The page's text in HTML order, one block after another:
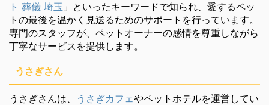
ト 葬儀 埼玉 」といったキーワードで知られ、愛するペッ
トの最後を温かく見送るためのサポートを行っています。
専門のスタッフが、ペットオーナーの感情を尊重しながら
丁寧なサービスを提供します。
うさぎさん
うさぎさんは、 うさぎカフェやペットホテルを運営してい